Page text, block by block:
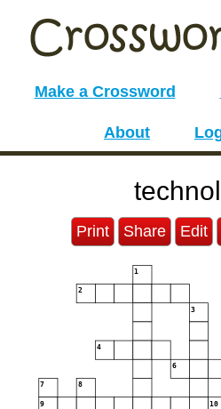
Make a Crossword
About
Print Share Edit
1
2
3
4
6
7 8
9 10